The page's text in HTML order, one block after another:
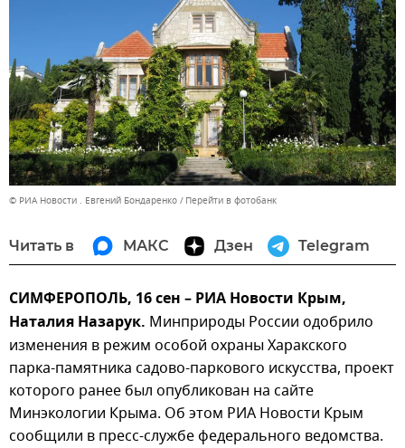
© РИА Новости . Евгений Бондаренко Перейти в фотобанк
Читать в МАКС Дзен Telegram
СИМФЕРОПОЛЬ, 16 сен – РИА Новости Крым,
Наталия Назарук. Минприроды России одобрило
изменения в режим особой охраны Харакского
парка-памятника садово-паркового искусства, проект
которого ранее был опубликован на сайте
Минэкологии Крыма. Об этом РИА Новости Крым
сообщили в пресс-службе федерального ведомства.